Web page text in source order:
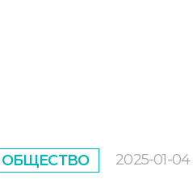
ОБЩЕСТВО 2025-01-04